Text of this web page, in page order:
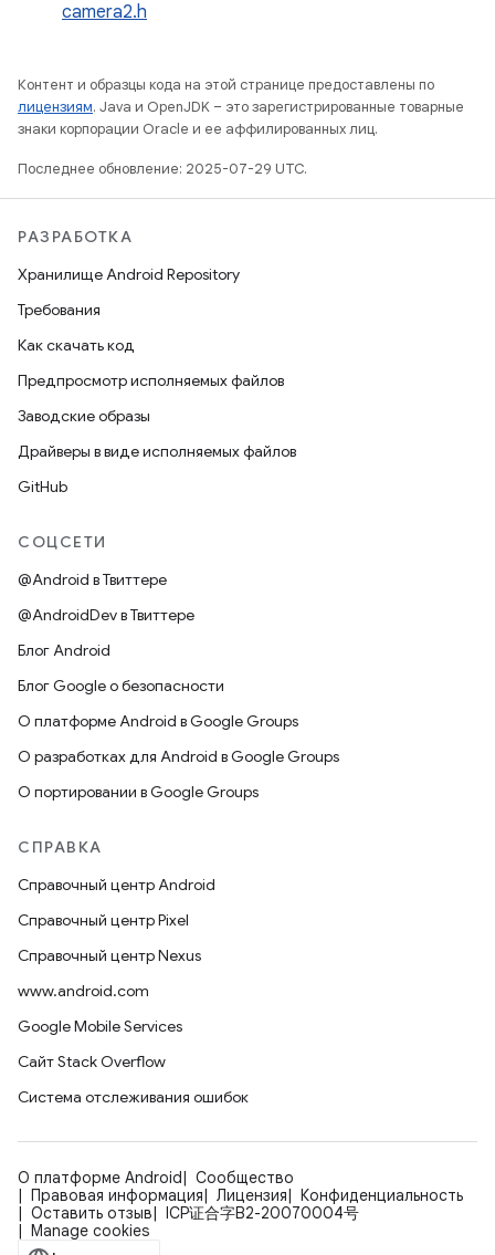
camera2.h
Контент и образцы кода на этой странице предоставлены по
лицензиям. Java и OpenJDK – это зарегистрированные товарные
знаки корпорации Oracle и ее аффилированных лиц.
Последнее обновление: 2025-07-29 UTC.
РАЗРАБОТКА
Хранилище Android Repository
Требования
Как скачать код
Предпросмотр исполняемых файлов
Заводские образы
Драйверы в виде исполняемых файлов
GitHub
СОЦСЕТИ
@Android в Твиттере
@AndroidDev в Твиттере
Блог Android
Блог Google о безопасности
О платформе Android в Google Groups
О разработках для Android в Google Groups
О портировании в Google Groups
СПРАВКА
Справочный центр Android
Справочный центр Pixel
Справочный центр Nexus
www.android.com
Google Mobile Services
Сайт Stack Overflow
Система отслеживания ошибок
О платформе Android
Сообщество
Правовая информация
Лицензия
Конфиденциальность
Оставить отзыв
ICP证合字B2-20070004号
Manage cookies